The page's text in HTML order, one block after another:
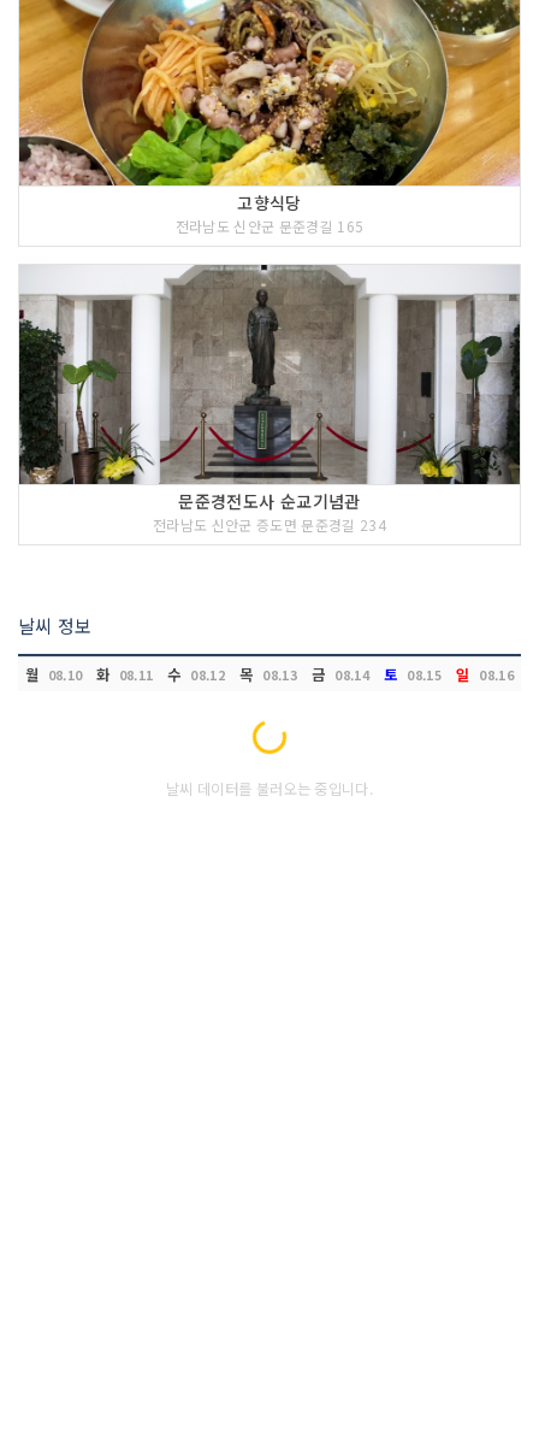
고향식당
전라남도 신안군 문준경길 165
문준경전도사 순교기념관
전라남도 신안군 증도면 문준경길 234
날씨 정보
월 08.10 화 08.11 수 08.12 목 08.13 금 08.14 토 08.15 일 08.16
Loading...
날씨 데이터를 불러오는 중입니다.